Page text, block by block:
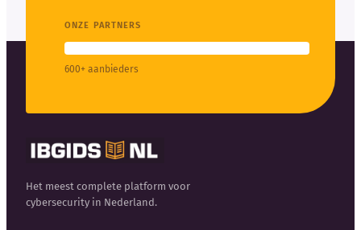
ONZE PARTNERS
600+ aanbieders
Het meest complete platform voor
cybersecurity in Nederland.